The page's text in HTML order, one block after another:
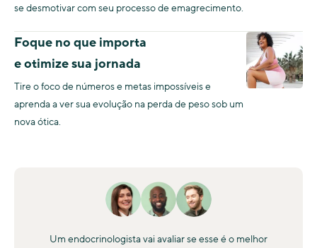
se desmotivar com seu processo de emagrecimento.
Foque no que importa
e otimize sua jornada
Tire o foco de números e metas impossíveis e
aprenda a ver sua evolução na perda de peso sob um
nova ótica.
Um endocrinologista vai avaliar se esse é o melhor